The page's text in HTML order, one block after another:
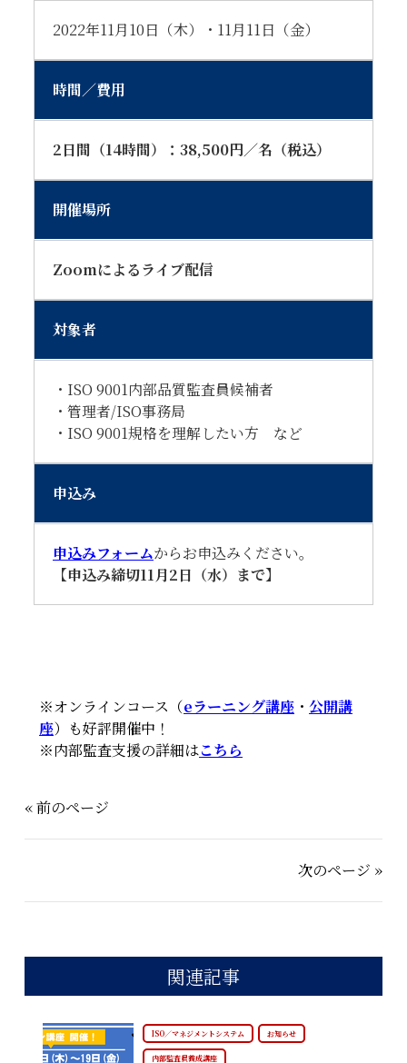
2022年11月10日（木）・11月11日（金）
時間／費用
2日間（14時間）：38,500円／名（税込）
開催場所
Zoomによるライブ配信
対象者
・ISO 9001内部品質監査員候補者
・管理者/ISO事務局
・ISO 9001規格を理解したい方 など
申込み
申込みフォームからお申込みください。
【申込み締切11月2日（水）まで】
※オンラインコース（eラーニング講座 ・ 公開講
座）も好評開催中！
※内部監査支援の詳細はこちら
« 前のページ
次のページ »
関連記事
ISO／マネジメントシステム お知らせ
内部監査員養成講座